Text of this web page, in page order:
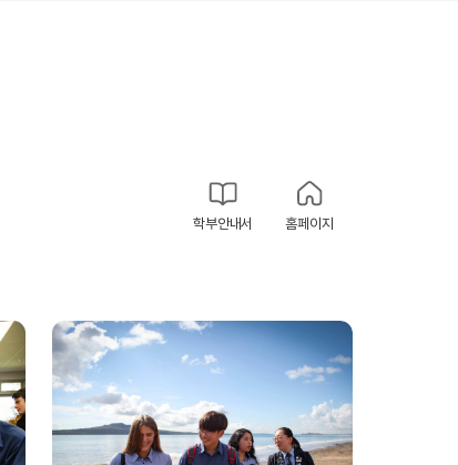
학부안내서 홈페이지